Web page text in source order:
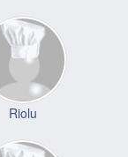
Riolu